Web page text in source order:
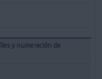
y numeración de